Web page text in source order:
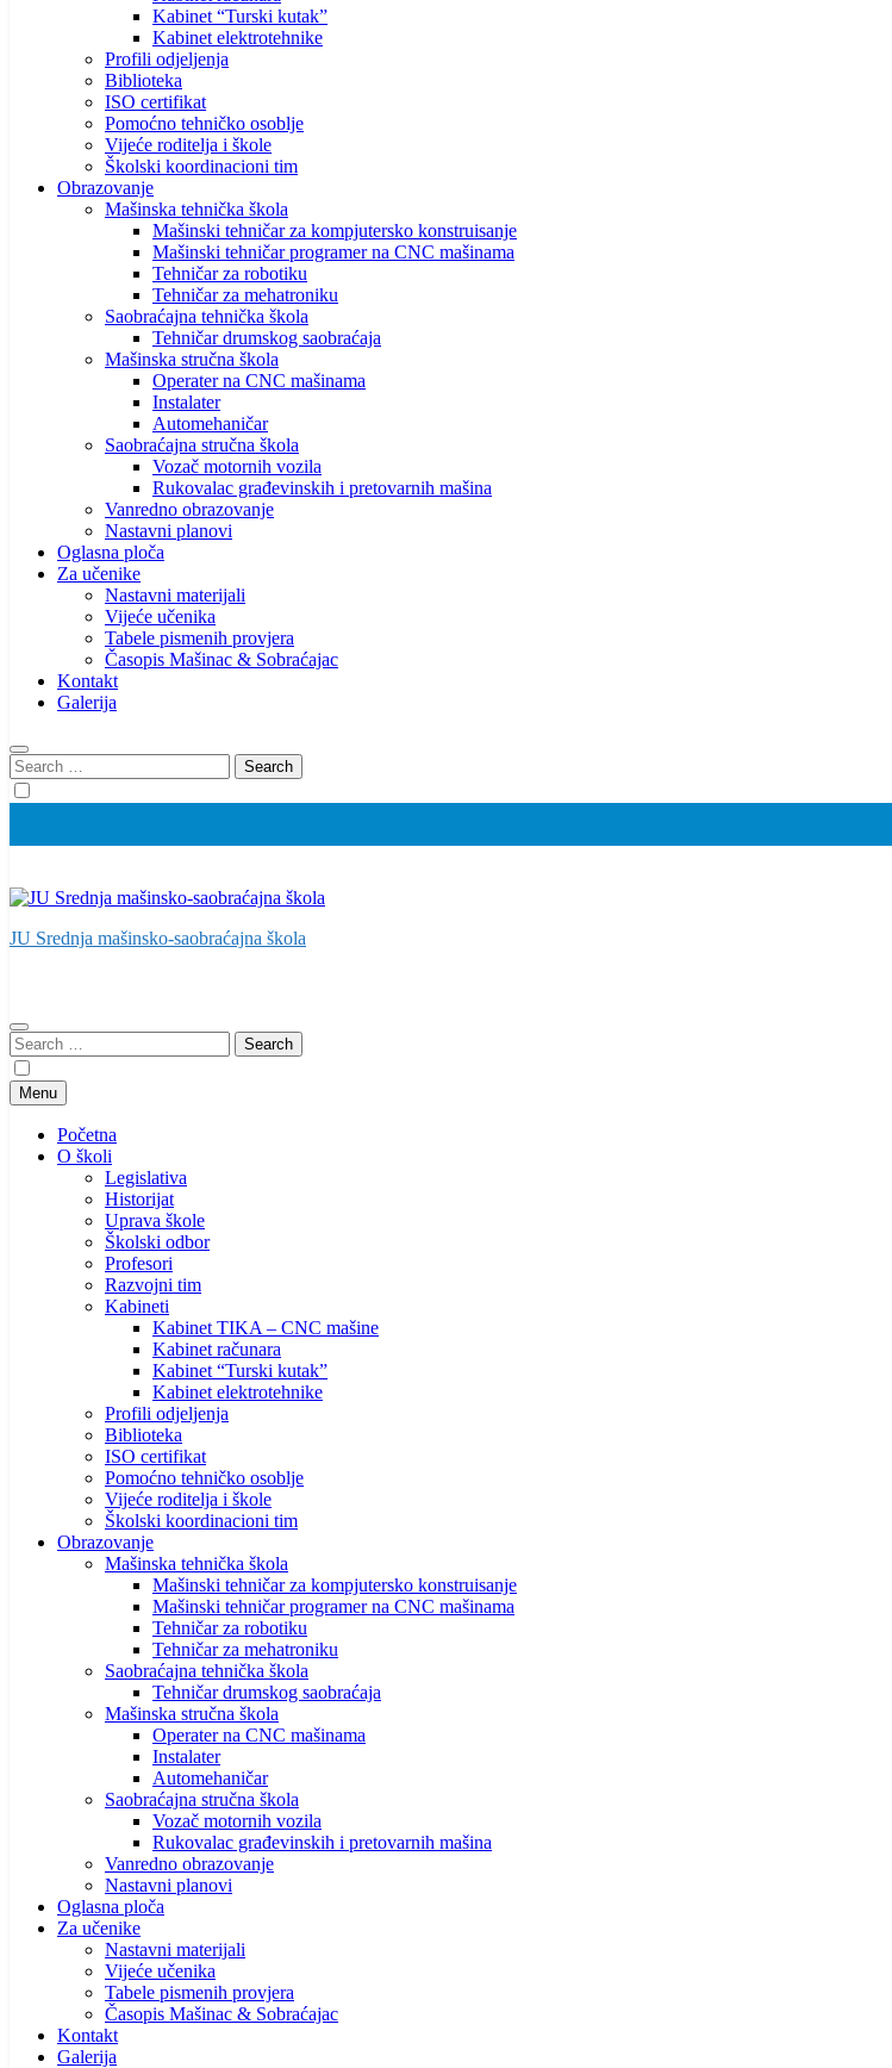
Kabinet “Turski kutak”
Kabinet elektrotehnike
Profili odjeljenja
Biblioteka
ISO certifikat
Pomoćno tehničko osoblje
Vijeće roditelja i škole
Školski koordinacioni tim
Obrazovanje
Mašinska tehnička škola
Mašinski tehničar za kompjutersko konstruisanje
Mašinski tehničar programer na CNC mašinama
Tehničar za robotiku
Tehničar za mehatroniku
Saobraćajna tehnička škola
Tehničar drumskog saobraćaja
Mašinska stručna škola
Operater na CNC mašinama
Instalater
Automehaničar
Saobraćajna stručna škola
Vozač motornih vozila
Rukovalac građevinskih i pretovarnih mašina
Vanredno obrazovanje
Nastavni planovi
Oglasna ploča
Za učenike
Nastavni materijali
Vijeće učenika
Tabele pismenih provjera
Časopis Mašinac & Sobraćajac
Kontakt
Galerija
Search
for:
JU Srednja mašinsko-saobraćajna škola
Search
for:
Menu
Početna
O školi
Legislativa
Historijat
Uprava škole
Školski odbor
Profesori
Razvojni tim
Kabineti
Kabinet TIKA – CNC mašine
Kabinet računara
Kabinet “Turski kutak”
Kabinet elektrotehnike
Profili odjeljenja
Biblioteka
ISO certifikat
Pomoćno tehničko osoblje
Vijeće roditelja i škole
Školski koordinacioni tim
Obrazovanje
Mašinska tehnička škola
Mašinski tehničar za kompjutersko konstruisanje
Mašinski tehničar programer na CNC mašinama
Tehničar za robotiku
Tehničar za mehatroniku
Saobraćajna tehnička škola
Tehničar drumskog saobraćaja
Mašinska stručna škola
Operater na CNC mašinama
Instalater
Automehaničar
Saobraćajna stručna škola
Vozač motornih vozila
Rukovalac građevinskih i pretovarnih mašina
Vanredno obrazovanje
Nastavni planovi
Oglasna ploča
Za učenike
Nastavni materijali
Vijeće učenika
Tabele pismenih provjera
Časopis Mašinac & Sobraćajac
Kontakt
Galerija